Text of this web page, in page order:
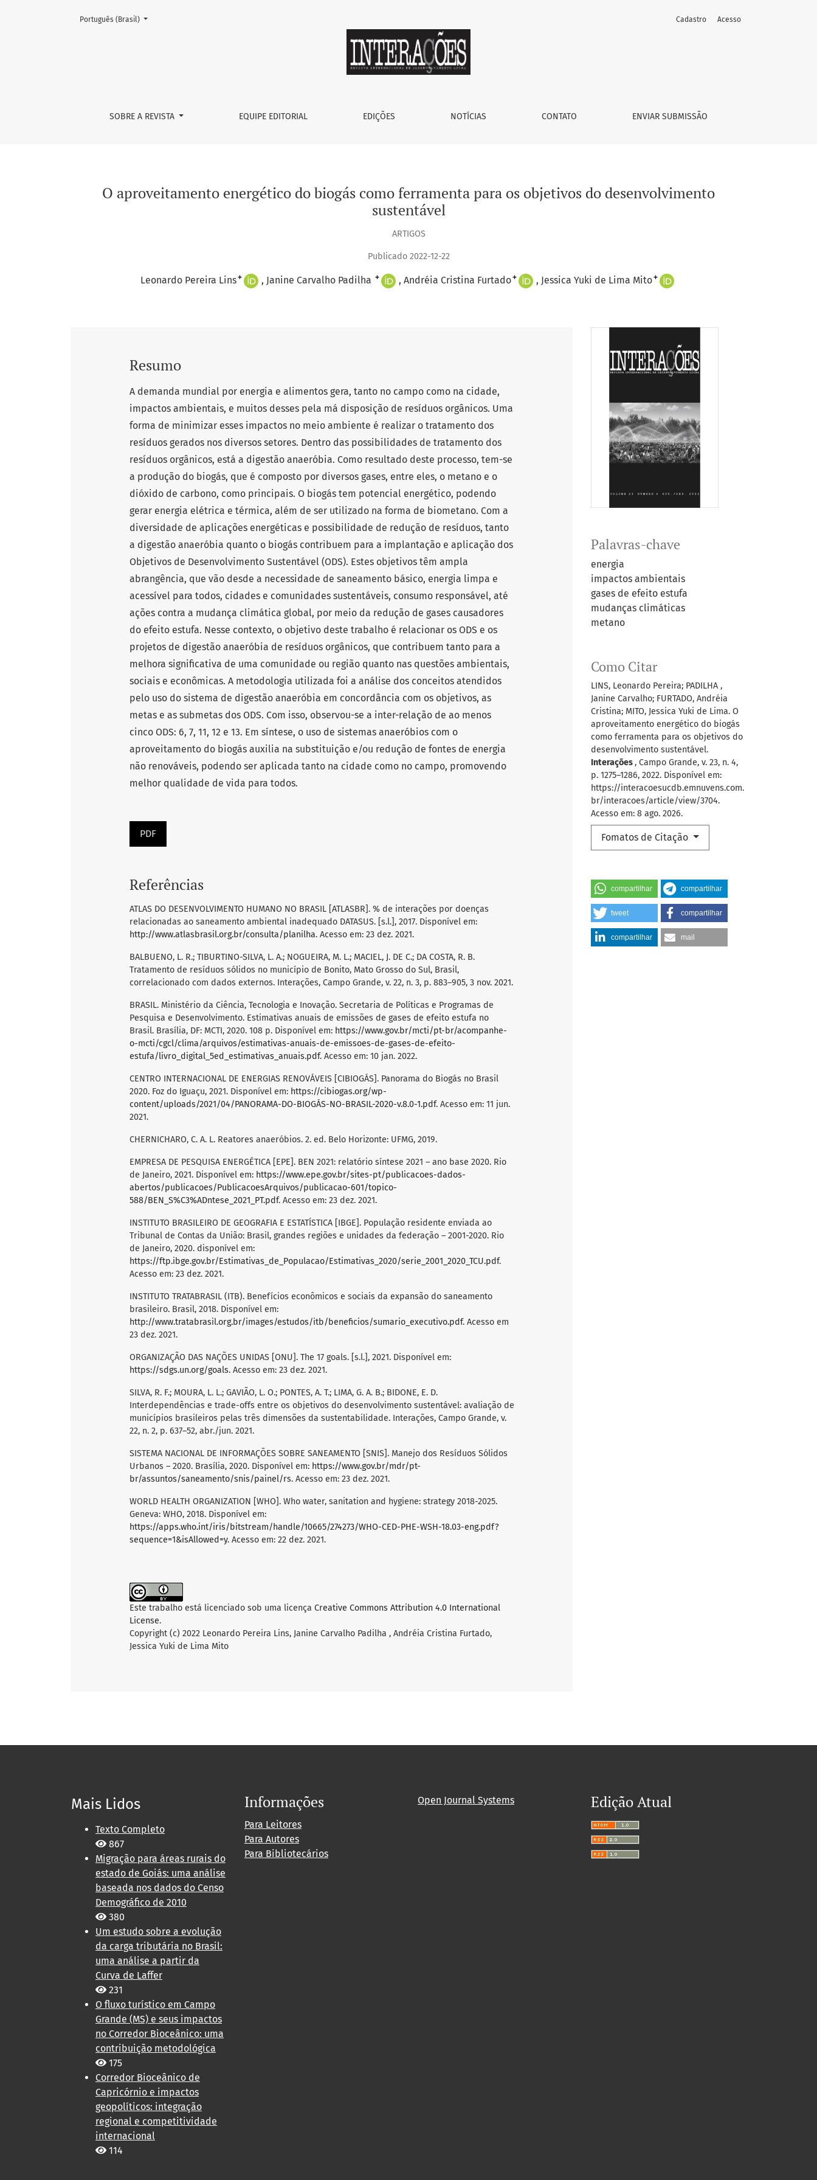
O aproveitamento energético do biogás como ferramenta para os objetivos do desenvolvimento sustentável
SOBRE A REVISTA EQUIPE EDITORIAL EDIÇÕES NOTÍCIAS CONTATO ENVIAR SUBMISSÃO
Cadastro Acesso
Mudar o idioma. O atual é:
Português (Brasil)
O aproveitamento energético do biogás como ferramenta para os objetivos do desenvolvimento
sustentável
ARTIGOS
Publicado 2022-12-22
Leonardo Pereira Lins+ Janine Carvalho Padilha + Andréia Cristina Furtado+ Jessica Yuki de Lima Mito+
Palavras-chave
energia
impactos ambientais
gases de efeito estufa
mudanças climáticas
metano
Como Citar
LINS, Leonardo Pereira; PADILHA ,
Janine Carvalho; FURTADO, Andréia
Cristina; MITO, Jessica Yuki de Lima. O
aproveitamento energético do biogás
como ferramenta para os objetivos do
desenvolvimento sustentável.
Interações, Campo Grande, v. 23, n. 4,
p. 1275–1286, 2022. Disponível em:
https://interacoesucdb.emnuvens.com.
br/interacoes/article/view/3704.
Acesso em: 8 ago. 2026.
Fomatos de Citação
compartilhar compartilhar
tweet compartilhar
compartilhar mail
Resumo
A demanda mundial por energia e alimentos gera, tanto no campo como na cidade,
impactos ambientais, e muitos desses pela má disposição de resíduos orgânicos. Uma
forma de minimizar esses impactos no meio ambiente é realizar o tratamento dos
resíduos gerados nos diversos setores. Dentro das possibilidades de tratamento dos
resíduos orgânicos, está a digestão anaeróbia. Como resultado deste processo, tem-se
a produção do biogás, que é composto por diversos gases, entre eles, o metano e o
dióxido de carbono, como principais. O biogás tem potencial energético, podendo
gerar energia elétrica e térmica, além de ser utilizado na forma de biometano. Com a
diversidade de aplicações energéticas e possibilidade de redução de resíduos, tanto
a digestão anaeróbia quanto o biogás contribuem para a implantação e aplicação dos
Objetivos de Desenvolvimento Sustentável (ODS). Estes objetivos têm ampla
abrangência, que vão desde a necessidade de saneamento básico, energia limpa e
acessível para todos, cidades e comunidades sustentáveis, consumo responsável, até
ações contra a mudança climática global, por meio da redução de gases causadores
do efeito estufa. Nesse contexto, o objetivo deste trabalho é relacionar os ODS e os
projetos de digestão anaeróbia de resíduos orgânicos, que contribuem tanto para a
melhora significativa de uma comunidade ou região quanto nas questões ambientais,
sociais e econômicas. A metodologia utilizada foi a análise dos conceitos atendidos
pelo uso do sistema de digestão anaeróbia em concordância com os objetivos, as
metas e as submetas dos ODS. Com isso, observou-se a inter-relação de ao menos
cinco ODS: 6, 7, 11, 12 e 13. Em síntese, o uso de sistemas anaeróbios com o
aproveitamento do biogás auxilia na substituição e/ou redução de fontes de energia
não renováveis, podendo ser aplicada tanto na cidade como no campo, promovendo
melhor qualidade de vida para todos.
PDF
Referências
ATLAS DO DESENVOLVIMENTO HUMANO NO BRASIL [ATLASBR]. % de interações por doenças
relacionadas ao saneamento ambiental inadequado DATASUS. [s.l.], 2017. Disponível em:
http://www.atlasbrasil.org.br/consulta/planilha. Acesso em: 23 dez. 2021.
BALBUENO, L. R.; TIBURTINO-SILVA, L. A.; NOGUEIRA, M. L.; MACIEL, J. DE C.; DA COSTA, R. B.
Tratamento de resíduos sólidos no município de Bonito, Mato Grosso do Sul, Brasil,
correlacionado com dados externos. Interações, Campo Grande, v. 22, n. 3, p. 883–905, 3 nov. 2021.
BRASIL. Ministério da Ciência, Tecnologia e Inovação. Secretaria de Políticas e Programas de
Pesquisa e Desenvolvimento. Estimativas anuais de emissões de gases de efeito estufa no
Brasil. Brasília, DF: MCTI, 2020. 108 p. Disponível em: https://www.gov.br/mcti/pt-br/acompanhe-
o-mcti/cgcl/clima/arquivos/estimativas-anuais-de-emissoes-de-gases-de-efeito-
estufa/livro_digital_5ed_estimativas_anuais.pdf. Acesso em: 10 jan. 2022.
CENTRO INTERNACIONAL DE ENERGIAS RENOVÁVEIS [CIBIOGÁS]. Panorama do Biogás no Brasil
2020. Foz do Iguaçu, 2021. Disponível em: https://cibiogas.org/wp-
content/uploads/2021/04/PANORAMA-DO-BIOGÁS-NO-BRASIL-2020-v.8.0-1.pdf. Acesso em: 11 jun.
2021.
CHERNICHARO, C. A. L. Reatores anaeróbios. 2. ed. Belo Horizonte: UFMG, 2019.
EMPRESA DE PESQUISA ENERGÉTICA [EPE]. BEN 2021: relatório síntese 2021 – ano base 2020. Rio
de Janeiro, 2021. Disponível em: https://www.epe.gov.br/sites-pt/publicacoes-dados-
abertos/publicacoes/PublicacoesArquivos/publicacao-601/topico-
588/BEN_S%C3%ADntese_2021_PT.pdf. Acesso em: 23 dez. 2021.
INSTITUTO BRASILEIRO DE GEOGRAFIA E ESTATÍSTICA [IBGE]. População residente enviada ao
Tribunal de Contas da União: Brasil, grandes regiões e unidades da federação – 2001-2020. Rio
de Janeiro, 2020. disponível em:
https://ftp.ibge.gov.br/Estimativas_de_Populacao/Estimativas_2020/serie_2001_2020_TCU.pdf.
Acesso em: 23 dez. 2021.
INSTITUTO TRATABRASIL (ITB). Benefícios econômicos e sociais da expansão do saneamento
brasileiro. Brasil, 2018. Disponível em:
http://www.tratabrasil.org.br/images/estudos/itb/beneficios/sumario_executivo.pdf. Acesso em
23 dez. 2021.
ORGANIZAÇÃO DAS NAÇÕES UNIDAS [ONU]. The 17 goals. [s.l.], 2021. Disponível em:
https://sdgs.un.org/goals. Acesso em: 23 dez. 2021.
SILVA, R. F.; MOURA, L. L.; GAVIÃO, L. O.; PONTES, A. T.; LIMA, G. A. B.; BIDONE, E. D.
Interdependências e trade-offs entre os objetivos do desenvolvimento sustentável: avaliação de
municípios brasileiros pelas três dimensões da sustentabilidade. Interações, Campo Grande, v.
22, n. 2, p. 637–52, abr./jun. 2021.
SISTEMA NACIONAL DE INFORMAÇÕES SOBRE SANEAMENTO [SNIS]. Manejo dos Resíduos Sólidos
Urbanos – 2020. Brasília, 2020. Disponível em: https://www.gov.br/mdr/pt-
br/assuntos/saneamento/snis/painel/rs. Acesso em: 23 dez. 2021.
WORLD HEALTH ORGANIZATION [WHO]. Who water, sanitation and hygiene: strategy 2018-2025.
Geneva: WHO, 2018. Disponível em:
https://apps.who.int/iris/bitstream/handle/10665/274273/WHO-CED-PHE-WSH-18.03-eng.pdf?
sequence=1&isAllowed=y. Acesso em: 22 dez. 2021.
Este trabalho está licenciado sob uma licença Creative Commons Attribution 4.0 International
License.
Copyright (c) 2022 Leonardo Pereira Lins, Janine Carvalho Padilha , Andréia Cristina Furtado,
Jessica Yuki de Lima Mito
Mais Lidos
Texto Completo
867
Migração para áreas rurais do
estado de Goiás: uma análise
baseada nos dados do Censo
Demográfico de 2010
380
Um estudo sobre a evolução
da carga tributária no Brasil:
uma análise a partir da
Curva de Laffer
231
O fluxo turístico em Campo
Grande (MS) e seus impactos
no Corredor Bioceânico: uma
contribuição metodológica
175
Corredor Bioceânico de
Capricórnio e impactos
geopolíticos: integração
regional e competitividade
internacional
114
Informações
Para Leitores
Para Autores
Para Bibliotecários
Open Journal Systems Edição Atual